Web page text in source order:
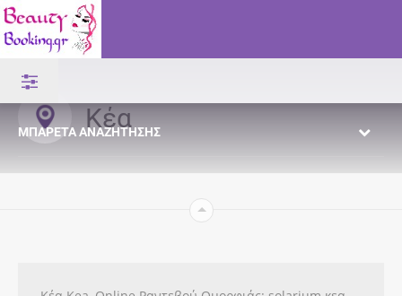
ΜΠΑΡΈΤΑ ΑΝΑΖΉΤΗΣΗΣ
Κέα